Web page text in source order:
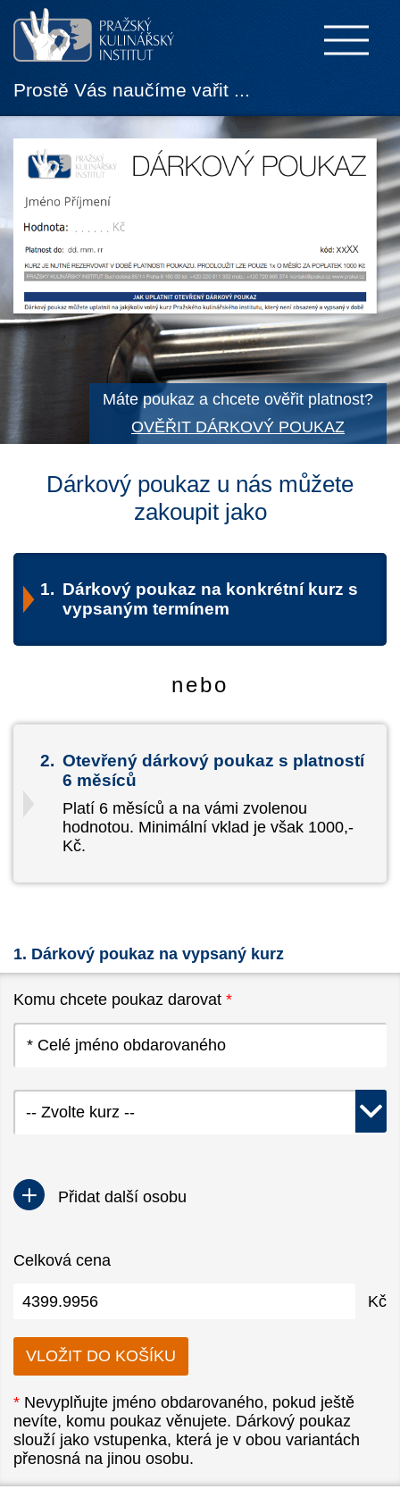
Prostě Vás naučíme vařit ...
Máte poukaz a chcete ověřit platnost?
OVĚŘIT DÁRKOVÝ POUKAZ
Dárkový poukaz u nás můžete
zakoupit jako
1. Dárkový poukaz na konkrétní kurz s
vypsaným termínem
nebo
2. Otevřený dárkový poukaz s platností
6 měsíců
Platí 6 měsíců a na vámi zvolenou
hodnotou. Minimální vklad je však 1000,-
Kč.
1. Dárkový poukaz na vypsaný kurz
Komu chcete poukaz darovat *
-- Zvolte kurz --
Přidat další osobu
Celková cena
Kč
* Nevyplňujte jméno obdarovaného, pokud ještě
nevíte, komu poukaz věnujete. Dárkový poukaz
slouží jako vstupenka, která je v obou variantách
přenosná na jinou osobu.